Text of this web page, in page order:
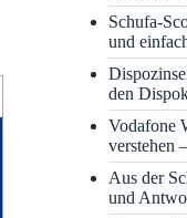
Schufa-
und
den
Vodafone
verstehen
Aus der
und